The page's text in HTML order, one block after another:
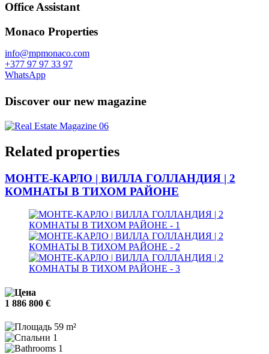
Office Assistant
Monaco Properties
info@mpmonaco.com
+377 97 97 33 97
WhatsApp
Discover our new magazine
Related properties
МОНТЕ-КАРЛО | ВИЛЛА ГОЛЛАНДИЯ | 2
КОМНАТЫ В ТИХОМ РАЙОНЕ
1 886 800 €
59 m²
1
1